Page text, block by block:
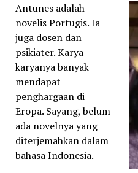
Antunes adalah
novelis Portugis. Ia
juga dosen dan
psikiater. Karya-
karyanya banyak
mendapat
penghargaan di
Eropa. Sayang, belum
ada novelnya yang
diterjemahkan dalam
bahasa Indonesia.